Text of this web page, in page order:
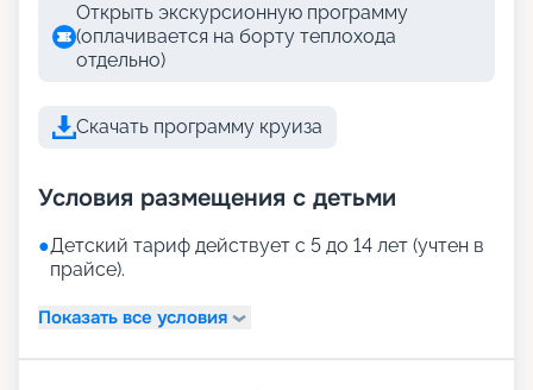
Открыть экскурсионную программу
(оплачивается на борту теплохода
отдельно)
Скачать программу круиза
Условия размещения с детьми
●Детский тариф действует с 5 до 14 лет (учтен в
прайсе).
Показать все условия